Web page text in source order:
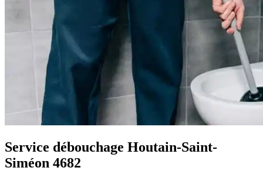
Service débouchage Houtain-Saint-
Siméon 4682